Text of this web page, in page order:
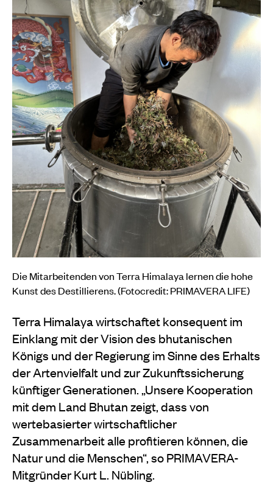
Die Mitarbeitenden von Terra Himalaya lernen die hohe
Kunst des Destillierens. (Fotocredit: PRIMAVERA LIFE)
Terra Himalaya wirtschaftet konsequent im
Einklang mit der Vision des bhutanischen
Königs und der Regierung im Sinne des Erhalts
der Artenvielfalt und zur Zukunftssicherung
künftiger Generationen. „Unsere Kooperation
mit dem Land Bhutan zeigt, dass von
wertebasierter wirtschaftlicher
Zusammenarbeit alle profitieren können, die
Natur und die Menschen“, so PRIMAVERA-
Mitgründer Kurt L. Nübling.